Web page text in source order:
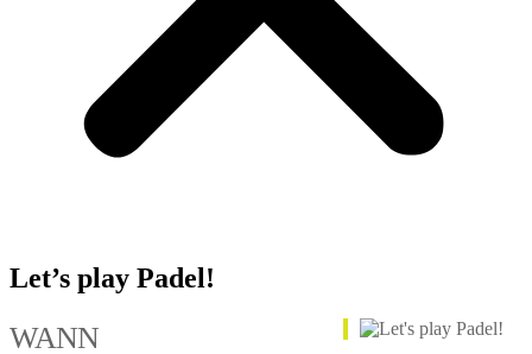
Let’s play Padel!
WANN